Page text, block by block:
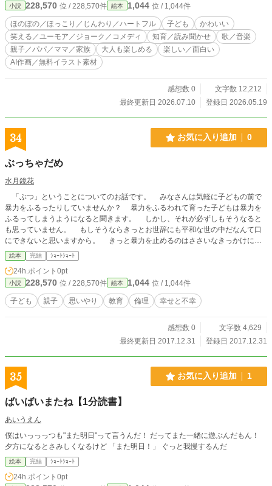
小説 228,570 位 / 228,570件 絵本 1,044 位 / 1,044件
ほのぼの／ほっこり／じんわり／ハートフル 子ども
かわいい
笑える／ユーモア／ジョーク／コメディ
知育／読み聞かせ
歌／音楽
親子／パパ／ママ／家族
大人も楽しめる
楽しい／面白い
AI作画／無料イラスト素材
感想数 0
文字数 12,212
最終更新日 2026.07.10
登録日 2026.05.19
34 お気に入り追加 0
ぶっちゃだめ
水月鏡花
「ぶつ」ということについてのお話です。 みなさんは気軽に子どもの前で
暴力をふるったりしていませんか？ 暴力をふるわれて育った子どもは暴力を
ふるってしまうようになると聞きます。 しかし、それが必ずしもそうなると
も思っていません。 もしそうならきっとお世辞にも平和な世の中だなんて口
にできないと思いますから。 きっと暴力を止めるのはささいなきっかけにす
ぎないでしょう。 子どもは子ども故になんでも真っ直ぐに受け止めてしまい
ます。 だからこそ、なぜ「ぶつ」ことがだめなのか、 どうしてしてはいけ
ないのかを教え、伝えたい。 二度目になりますが、これはそういうお話で
す。
絵本 完結 ｼｮｰﾄｼｮｰﾄ
24h.ポイント 0pt
小説 228,570 位 / 228,570件 絵本 1,044 位 / 1,044件
子ども 親子 思いやり 教育 倫理 幸せと不幸
感想数 0
文字数 4,629
最終更新日 2017.12.31
登録日 2017.12.31
35 お気に入り追加 1
ばいばいまたね【1分読書】
あいうえん
僕はいっっっつも"また明日"って言うんだ！ だってまた一緒に遊ぶんだもん！
夕方になるとさみしくなるけど 「また明日！」 ぐっと我慢するんだ
絵本 完結 ｼｮｰﾄｼｮｰﾄ
24h.ポイント 0pt